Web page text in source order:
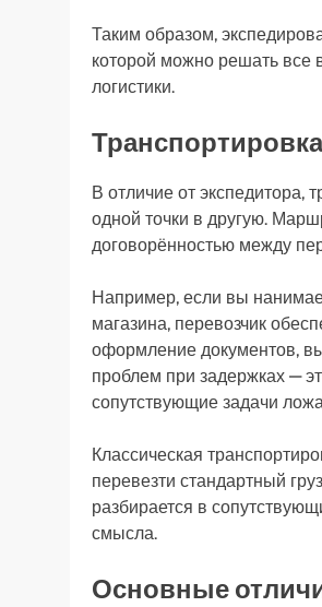
Таким образом,
которой можно решать все
логистики.
В отличие от экспедитора,
одной точки в другую.
договорённостью между
Например, если вы
магазина, перевозчик
оформление документов,
проблем при задержках —
сопутствующие задачи
Классическая
перевезти стандартный
разбирается в
смысла.
Основные